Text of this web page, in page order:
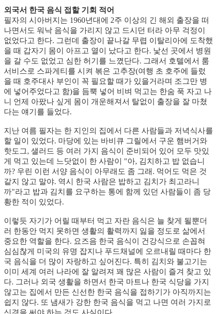
외국서 한국 음식 접할 기회 적어
필자의 시아버지는 1960년대에 2주 이상의 긴 해외 출장을 떠
나면서도 워낙 음식을 가리지 않고 드시던 터라 아무 걱정이
없었다고 한다. 그런데 출장이 끝나갈 무렵 이탈리아에 도착했
을 때 갑자기 몸이 아프고 열이 났다고 한다. 낯선 곳에서 병원
을 갈 수도 없었고 심한 허기를 느꼈단다. 그래서 호텔에서 룸
서비스로 스파게티를 시켜 볶은 고추장(여행 초 호주에 들렀
을 때 호주대사 부인이 꼭 필요할 때가 있을거라며 조그만 병
에 넣어주었다고 함)을 듬뿍 넣어 비벼 먹고는 한숨 푹 자고 나
니 언제 아팠나 싶게 몸이 개운해져서 탈없이 출장을 잘 마쳤
다는 얘기를 들었다.
지난 여름 필자는 한 지인의 집에서 다른 사람들과 저녁식사를
할 일이 있었다. 마당에 있는 바비큐 그릴에서 구운 햄버거와
핫도그, 샐러드 등 여러 가지 음식이 준비되어 있어 모두 맛있
게 먹고 있는데 느닷없이 한 사람이 "아, 김치하고 밥 없습니
까? 우린 이런 서양 음식이 아무래도 좀 그래. 먹어도 먹은 것
같지 않고 말야. 역시 한국 사람은 밥하고 김치가 최고라니
까"라고 밥과 김치를 요구하는 통에 함께 있던 사람들이 좀 당
황한 적이 있었다.
이렇듯 자기가 어릴 때부터 먹고 자란 음식은 늘 찾게 될뿐더
러 한동안 먹지 못하면 생활의 활력까지 잃을 정도로 삶에서
중요한 역할을 한다. 요즈음 한국 음식이 건강식으로 손꼽혀
심심찮게 미국의 유명 잡지나 푸드채널에 오르내릴 때마다 한
국 음식을 더 많이 자랑하고 싶어진다. 특히 김치와 불고기는
이미 세계 여러 나라에 잘 알려져 꽤 많은 사람이 즐겨 찾고 있
다. 그러나 외국 생활을 하면서 한국 마트나 한국 식당을 가지
않고는 집에서 만든 신선한 한국 음식을 접하기가 아직까지는
쉽지 않다. 또 냄새가 강한 한국 음식을 먹고 나면 여러 가지로